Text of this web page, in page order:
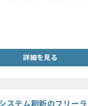
詳細を見る
ステム刷新のフリー